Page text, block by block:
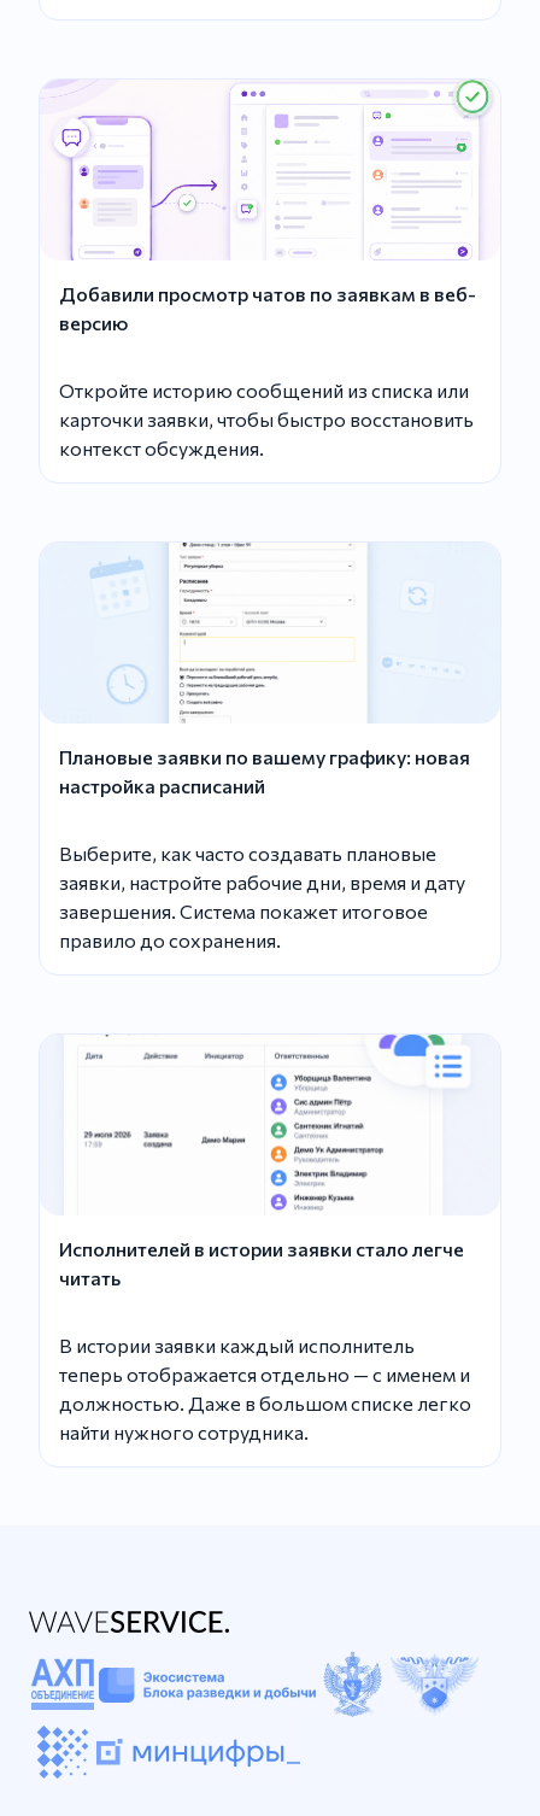
Добавили просмотр чатов по заявкам в веб-
версию
Откройте историю сообщений из списка или
карточки заявки, чтобы быстро восстановить
контекст обсуждения.
Плановые заявки по вашему графику: новая
настройка расписаний
Выберите, как часто создавать плановые
заявки, настройте рабочие дни, время и дату
завершения. Система покажет итоговое
правило до сохранения.
Исполнителей в истории заявки стало легче
читать
В истории заявки каждый исполнитель
теперь отображается отдельно — с именем и
должностью. Даже в большом списке легко
найти нужного сотрудника.